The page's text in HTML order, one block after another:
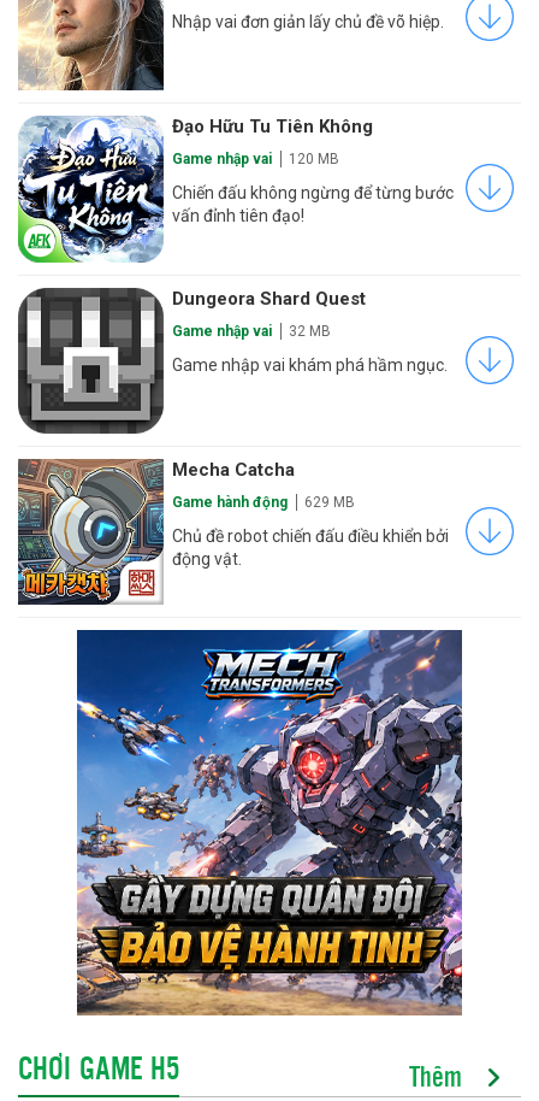
Nhập vai đơn giản lấy chủ đề võ hiệp.
Đạo Hữu Tu Tiên Không
Game nhập vai 120 MB
Chiến đấu không ngừng để từng bước
vấn đỉnh tiên đạo!
Dungeora Shard Quest
Game nhập vai 32 MB
Game nhập vai khám phá hầm ngục.
Mecha Catcha
Game hành động 629 MB
Chủ đề robot chiến đấu điều khiển bởi
động vật.
CHƠI GAME H5 Thêm